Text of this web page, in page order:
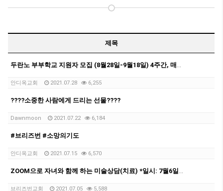
제목
두란노 부부학교 지원자 모집 (8월28일-9월18일) 4주간, 매주 토요일 오전10시, 줌
안디옥교회 2021.07.28 6,255
????소중한 사람에게 드리는 선물????
Dawnmoon 2021.07.22 6,184
#브리즈번 #소망의기도
안디옥교회 2021.07.15 6,570
ZOOM으로 자녀와 함께 하는 미술상담(치료) *일시: 7월6일(화) 오후6:30분 *호주 나이 5세 이상 *문의: 안디옥교회 민만규 목사
브리즈번교회 2021.07.05 5,588